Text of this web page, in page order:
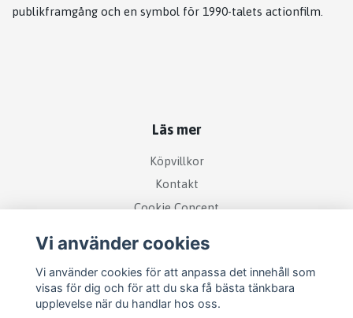
publikframgång och en symbol för 1990-talets actionfilm.
Läs mer
Köpvillkor
Kontakt
Cookie Concent
Vi använder cookies
Vi använder cookies för att anpassa det innehåll som
visas för dig och för att du ska få bästa tänkbara
upplevelse när du handlar hos oss.